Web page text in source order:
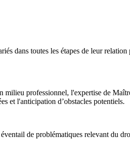
dans toutes les étapes de leur
professionnel, l'expertise de
et l'anticipation d’obstacles potentiels.
de problématiques relevant du